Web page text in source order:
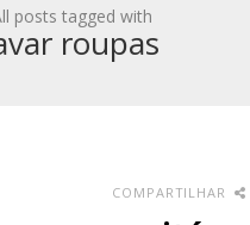
posts tagged with
roupas
COMPARTILHAR